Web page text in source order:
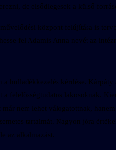
de elsődlegesek a külső
központ felújítása is
fel Adamis Anna nevét az
hulladékkezelés kérdése.
a felelősségtudatos lakosoknak.
nem lehet válogatottnak,
tartalmát. Nagyon jóra
az alkalmazást.